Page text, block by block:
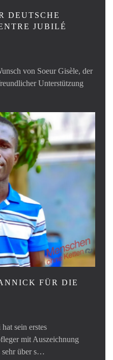
DEUTSCHE
JUBILÉ
von Soeur Gisèle, der
Unterstützung
FÜR DIE
sein erstes
mit Auszeichnung
sehr über s…